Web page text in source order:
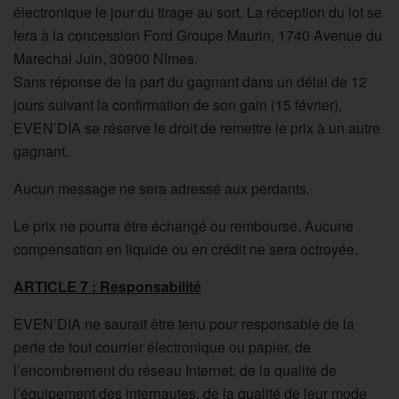
électronique le jour du tirage au sort. La réception du lot se
fera à la concession Ford Groupe Maurin, 1740 Avenue du
Marechal Juin, 30900 Nîmes.
Sans réponse de la part du gagnant dans un délai de 12
jours suivant la confirmation de son gain (15 février),
EVEN’DIA se réserve le droit de remettre le prix à un autre
gagnant.
Aucun message ne sera adressé aux perdants.
Le prix ne pourra être échangé ou remboursé. Aucune
compensation en liquide ou en crédit ne sera octroyée.
ARTICLE 7 : Responsabilité
EVEN’DIA ne saurait être tenu pour responsable de la
perte de tout courrier électronique ou papier, de
l’encombrement du réseau Internet, de la qualité de
l’équipement des internautes, de la qualité de leur mode